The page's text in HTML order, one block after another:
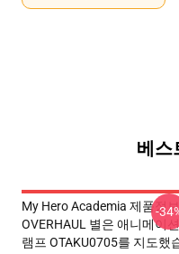
베스
My Hero Academia 제품정
OVERHAUL 별은 애니메이션
램프 OTAKU0705를 지도했
-